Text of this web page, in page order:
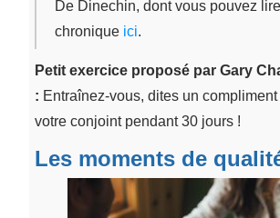
De Dinechin, dont vous pouvez
chronique ici.
Petit exercice proposé par Gary
: Entraînez-vous, dites un
votre conjoint pendant 30 jours !
Les moments de